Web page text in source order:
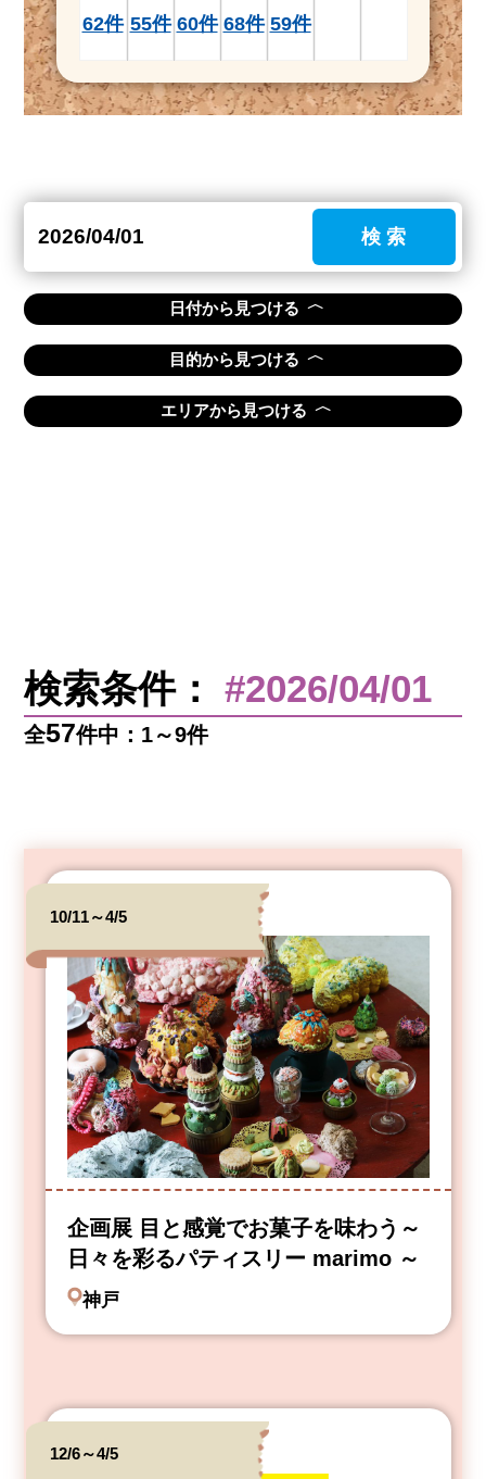
62件 55件 60件 68件 59件
検 索
日付から見つける 〈
目的から見つける 〈
エリアから見つける 〈
検索条件：#2026/04/01
全57件中：1～9件
10/11～4/5
企画展 目と感覚でお菓子を味わう～
日々を彩るパティスリー marimo ～
神戸
12/6～4/5